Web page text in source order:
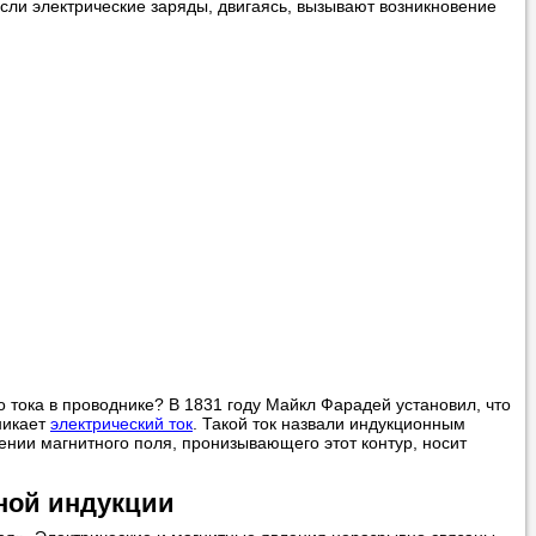
со
электрические заряды, двигаясь, вызывают возникновение
тока в проводнике? В 1831 году Майкл Фарадей установил, что
электрический ток . Такой ток назвали индукционным
магнитного поля, пронизывающего этот контур, носит
индукции